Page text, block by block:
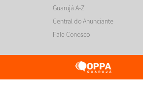
Guarujá A-Z
Central do Anunciante
Fale Conosco